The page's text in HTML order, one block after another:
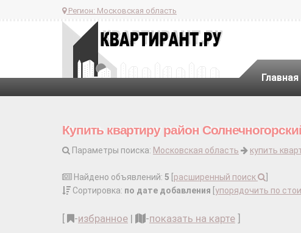
Регион: Московская область
Главная
Купить квартиру район
Параметры поиска: Московская область купить
Найдено объявлений: 5 расширенный поиск
Сортировка: по дате добавления упорядочить по
-избранное | -показать на карте